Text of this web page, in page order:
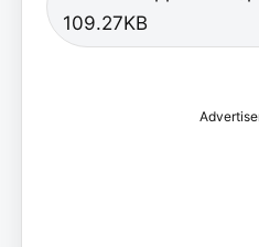
109.27KB